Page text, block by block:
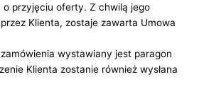
o przyjęciu oferty. Z chwilą jego
Klienta, zostaje zawarta Umowa
wystawiany jest paragon
Klienta zostanie również wysłana